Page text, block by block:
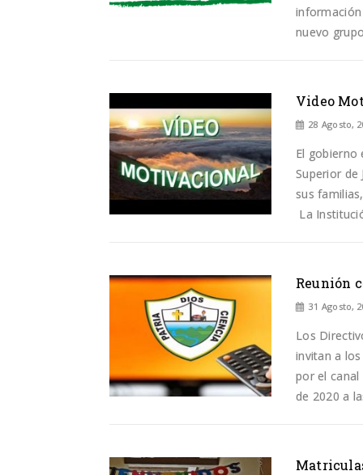
nuevo
Video
28 Agosto,
El gobierno
Superior de
sus
La
Reunión
31 Agosto,
Los
invitan a
por el
de 2020 a